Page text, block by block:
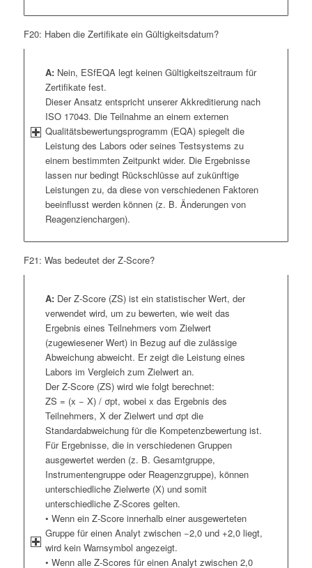
F20: Haben die Zertifikate ein Gültigkeitsdatum?
A:Nein, ESfEQA legt keinen Gültigkeitszeitraum für
Zertifikate fest.
Dieser Ansatz entspricht unserer Akkreditierung nach
ISO 17043. Die Teilnahme an einem externen
Qualitätsbewertungsprogramm (EQA) spiegelt die
Leistung des Labors oder seines Testsystems zu
einem bestimmten Zeitpunkt wider. Die Ergebnisse
lassen nur bedingt Rückschlüsse auf zukünftige
Leistungen zu, da diese von verschiedenen Faktoren
beeinflusst werden können (z. B. Änderungen von
Reagenzienchargen).
F21: Was bedeutet der Z-Score?
A:Der Z-Score (ZS) ist ein statistischer Wert, der
verwendet wird, um zu bewerten, wie weit das
Ergebnis eines Teilnehmers vom Zielwert
(zugewiesener Wert) in Bezug auf die zulässige
Abweichung abweicht. Er zeigt die Leistung eines
Labors im Vergleich zum Zielwert an.
Der Z-Score (ZS) wird wie folgt berechnet:
ZS = (x − X) / σpt, wobei x das Ergebnis des
Teilnehmers, X der Zielwert und σpt die
Standardabweichung für die Kompetenzbewertung ist.
Für Ergebnisse, die in verschiedenen Gruppen
ausgewertet werden (z. B. Gesamtgruppe,
Instrumentengruppe oder Reagenzgruppe), können
unterschiedliche Zielwerte (X) und somit
unterschiedliche Z-Scores gelten.
• Wenn ein Z-Score innerhalb einer ausgewerteten
Gruppe für einen Analyt zwischen −2,0 und +2,0 liegt,
wird kein Warnsymbol angezeigt.
• Wenn alle Z-Scores für einen Analyt zwischen 2,0